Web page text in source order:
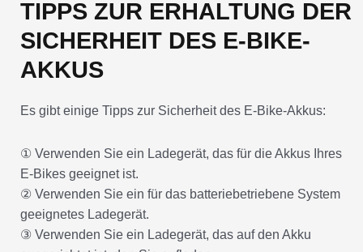
SICHERHEIT DES E-BIKE-
AKKUS
E-Bikes geeignet ist.
② Verwenden Sie ein für das batteriebetriebene System
geeignetes Ladegerät.
③ Verwenden Sie ein Ladegerät, das auf den Akku
ausgerichtet ist, den Sie aufladen.